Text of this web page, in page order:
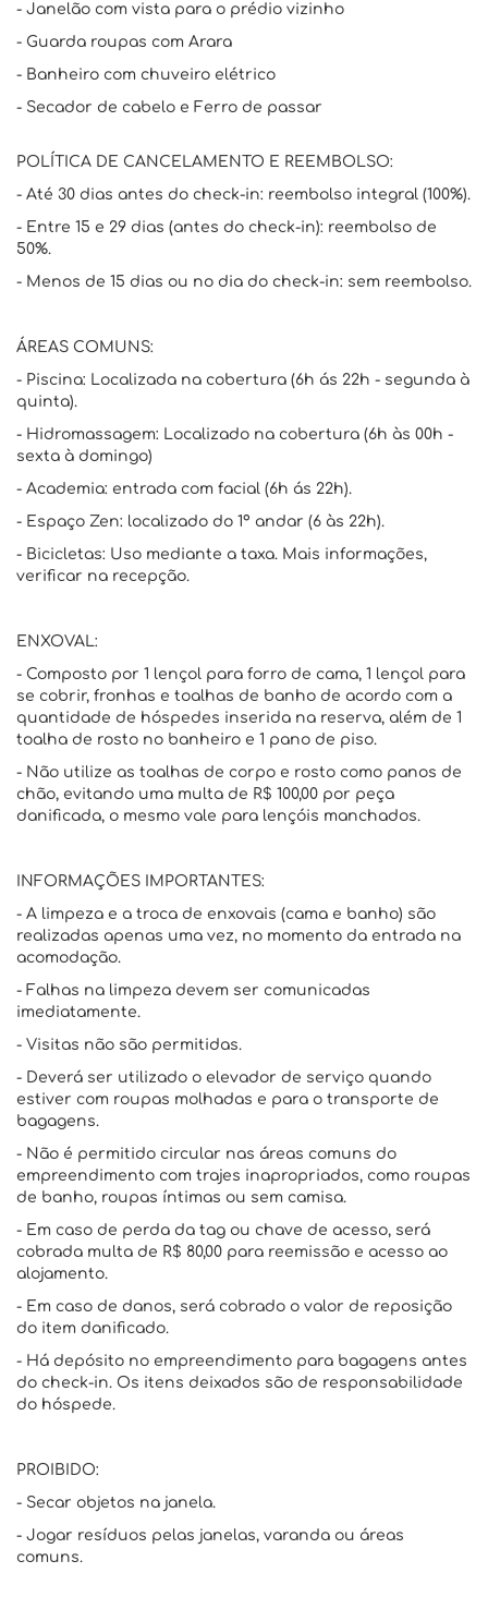
- Janelão com vista para o prédio vizinho
- Guarda roupas com Arara
- Banheiro com chuveiro elétrico
- Secador de cabelo e Ferro de passar
POLÍTICA DE CANCELAMENTO E REEMBOLSO:
- Até 30 dias antes do check-in: reembolso integral (100%).
- Entre 15 e 29 dias (antes do check-in): reembolso de
50%.
- Menos de 15 dias ou no dia do check-in: sem reembolso.
ÁREAS COMUNS:
- Piscina: Localizada na cobertura (6h ás 22h - segunda à
quinta).
- Hidromassagem: Localizado na cobertura (6h às 00h -
sexta à domingo)
- Academia: entrada com facial (6h ás 22h).
- Espaço Zen: localizado do 1º andar (6 às 22h).
- Bicicletas: Uso mediante a taxa. Mais informações,
verificar na recepção.
ENXOVAL:
- Composto por 1 lençol para forro de cama, 1 lençol para
se cobrir, fronhas e toalhas de banho de acordo com a
quantidade de hóspedes inserida na reserva, além de 1
toalha de rosto no banheiro e 1 pano de piso.
- Não utilize as toalhas de corpo e rosto como panos de
chão, evitando uma multa de R$ 100,00 por peça
danificada, o mesmo vale para lençóis manchados.
INFORMAÇÕES IMPORTANTES:
- A limpeza e a troca de enxovais (cama e banho) são
realizadas apenas uma vez, no momento da entrada na
acomodação.
- Falhas na limpeza devem ser comunicadas
imediatamente.
- Visitas não são permitidas.
- Deverá ser utilizado o elevador de serviço quando
estiver com roupas molhadas e para o transporte de
bagagens.
- Não é permitido circular nas áreas comuns do
empreendimento com trajes inapropriados, como roupas
de banho, roupas íntimas ou sem camisa.
- Em caso de perda da tag ou chave de acesso, será
cobrada multa de R$ 80,00 para reemissão e acesso ao
alojamento.
- Em caso de danos, será cobrado o valor de reposição
do item danificado.
- Há depósito no empreendimento para bagagens antes
do check-in. Os itens deixados são de responsabilidade
do hóspede.
PROIBIDO:
- Secar objetos na janela.
- Jogar resíduos pelas janelas, varanda ou áreas
comuns.